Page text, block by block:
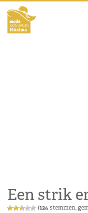
Een strik
(124stemmen,